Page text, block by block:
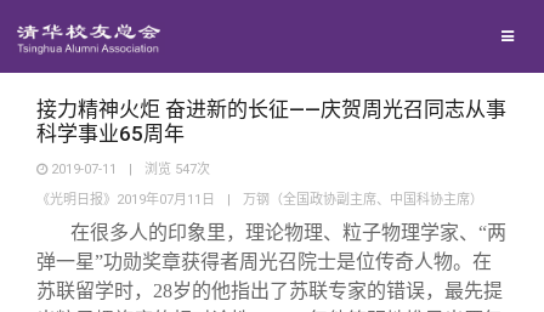
西南联大校友会
义工计划
新媒体平台
青春风采
校友文苑
校友讲坛
接力精神火炬 奋进新的长征——庆贺周光召同志从事
科学事业65周年
2019-07-11 | 浏览 547次
《光明日报》2019年07月11日
| 万钢（全国政协副主席、中国科协主席）
在很多人的印象里，理论物理、粒子物理学家、“两
弹一星”功勋奖章获得者周光召院士是位传奇人物。在
苏联留学时，28岁的他指出了苏联专家的错误，最先提